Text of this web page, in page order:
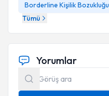
Borderline Kişilik Bozukluğu
Tümü
Yorumlar